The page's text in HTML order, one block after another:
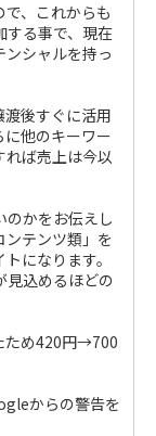
、これからも
する事で、現在
シャルを持っ
後すぐに活用
他のキーワー
れば売上は今以
のかをお伝えし
ンテンツ類」を
になります。
見込めるほどの
ため420円→700
からの警告を